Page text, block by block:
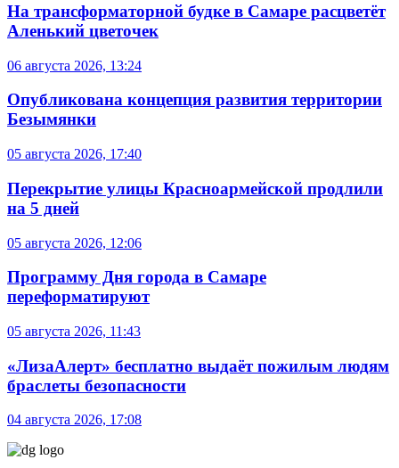
На трансформаторной будке в Самаре расцветёт
Аленький цветочек
06 августа 2026, 13:24
Опубликована концепция развития территории
Безымянки
05 августа 2026, 17:40
Перекрытие улицы Красноармейской продлили
на 5 дней
05 августа 2026, 12:06
Программу Дня города в Самаре
переформатируют
05 августа 2026, 11:43
«ЛизаАлерт» бесплатно выдаёт пожилым людям
браслеты безопасности
04 августа 2026, 17:08